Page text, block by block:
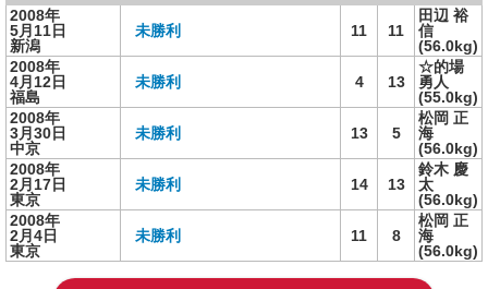
2008年
5月11日
新潟
未勝利 11 11
田辺 裕
信
(56.0kg)
2008年
4月12日
福島
未勝利 4 13
☆的場
勇人
(55.0kg)
2008年
3月30日
中京
未勝利 13 5
松岡 正
海
(56.0kg)
2008年
2月17日
東京
未勝利 14 13
鈴木 慶
太
(56.0kg)
2008年
2月4日
東京
未勝利 11 8
松岡 正
海
(56.0kg)